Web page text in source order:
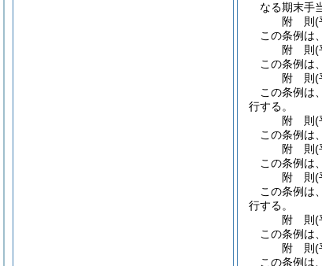
なる期末手
附 則(
この条例は
附 則(
この条例は
附 則(
この条例は
行する。
附 則(
この条例は
附 則(
この条例は
附 則(
この条例は
行する。
附 則(
この条例は
附 則(
この条例は